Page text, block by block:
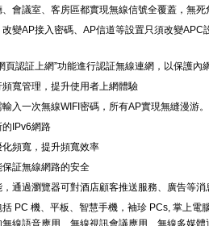
會議室、客房區都實現無線信號全覆蓋，無死
變AP接入密碼、AP信道等設置只須改變APC
頁認証上網”功能進行認証無線連網，以保護內
寬管理，提升使用者上網體驗
入一次無線WIFI密碼，所有AP實現無縫漫游。
IPv6網路
頻寬，提升頻寬效率
証無線網路的安全
通過瀏覽器可對酒店顧客推送服務、廣告等消
PC 機、平板、智慧手機，袖珍 PCs, 掌上
線語音應用、無線視訊會議應用、無線多媒體